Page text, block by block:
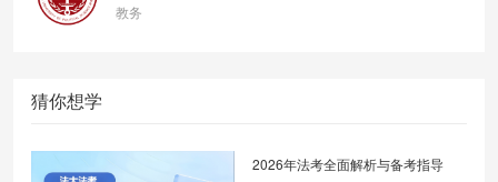
教务
猜你想学
2026年法考全面解析与备考指导